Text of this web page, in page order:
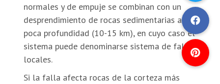
normales y de empuje se combinan con un
desprendimiento de rocas sedimentarias a
poca profundidad (10-15 km), en cuyo caso el
sistema puede denominarse sistema de fallas
locales.
Si la falla afecta rocas de la corteza más